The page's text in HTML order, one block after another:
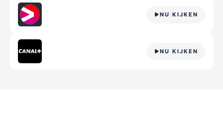
NU KIJKEN
NU KIJKEN